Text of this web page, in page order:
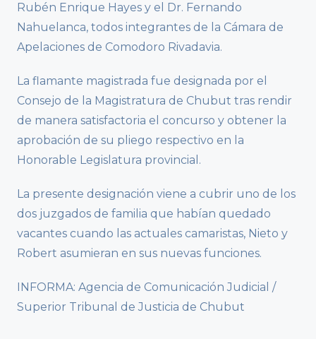
Rubén Enrique Hayes y el Dr. Fernando
Nahuelanca, todos integrantes de la Cámara de
Apelaciones de Comodoro Rivadavia.
La flamante magistrada fue designada por el
Consejo de la Magistratura de Chubut tras rendir
de manera satisfactoria el concurso y obtener la
aprobación de su pliego respectivo en la
Honorable Legislatura provincial.
La presente designación viene a cubrir uno de los
dos juzgados de familia que habían quedado
vacantes cuando las actuales camaristas, Nieto y
Robert asumieran en sus nuevas funciones.
INFORMA: Agencia de Comunicación Judicial /
Superior Tribunal de Justicia de Chubut